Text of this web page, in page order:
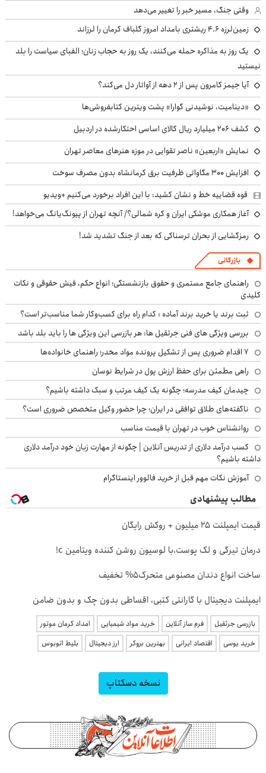
وقتی جنگ، مسیر خبر را تغییر می‌دهد
زمین‌لرزه ۴.۶ ریشتری بامداد امروز گلباف کرمان را لرزاند
یک روز به مذاکره حمله می‌کنند، یک روز به حجاب زنان؛ الفبای سیاست را بلد
نیستید
آیا جیمز کامرون پس از ۲ دهه از آواتار دل می‌کند؟
«دینامیت، نوشیدنی گوارا» پشت ویترین کتابفروشی‌ها
کشف ۲۰۶ میلیارد ریال کالای اساسی احتکارشده در اردبیل
نمایش «اربعین» ناصر تقوایی در موزه هنرهای معاصر تهران
افزایش ۳۰۰ مگاواتی ظرفیت برق کرمانشاه بدون مصرف سوخت
قوه قضاییه خط و نشان کشید: با این افراد برخورد می‌کنیم +ویدیو
آغاز همکاری موشکی ایران و کره شمالی؟/ آنچه تهران از پیونگ‌یانگ می‌خواهد!
رمزگشایی از بحران ترسناکی که بعد از جنگ تشدید شد!
بازرگانی
راهنمای جامع مستمری و حقوق بازنشستگی؛ انواع حکم، فیش حقوقی و نکات
کلیدی
ثبت برند یا خرید برند آماده : کدام راه برای کسب‌وکار شما مناسب‌تر است؟
بررسی ویژگی های فنی جرثقیل ها: هر بازرسی این ویژگی ها را باید بلد باشد
۷ اقدام ضروری پس از تشکیل پرونده مواد مخدر؛ راهنمای خانواده‌ها
راهی مطمئن برای حفظ ارزش پول در شرایط نوسان
چیدمان کیف مدرسه؛ چگونه یک کیف مرتب و سبک داشته باشیم؟
ناگفته‌های طلاق توافقی در ایران؛ چرا حضور وکیل متخصص ضروری است؟
روانشناس خوب در تهران با قیمت مناسب
کسب درآمد دلاری از تدریس آنلاین | چگونه از مهارت زبان خود درآمد دلاری
داشته باشیم؟
آموزش نکات مهم قبل از خرید فالوور اینستاگرام
مطالب پیشنهادی
قیمت ایمپلنت ۲۵ میلیون + روکش رایگان
درمان تیرگی و لک پوست،با لوسیون روشن کننده ویتامین c!
ساخت انواع دندان مصنوعی متحرک5% تخفیف
ایمپلنت دیجیتال با گارانتی کتبی، اقساطی بدون چک و بدون ضامن
بازرسی جرثقیل فرم ساز آنلاین خرید مواد شیمیایی
امداد کرمان موتور
خرید یوسی
اقتصاد ایرانی بهترین بروکر ارز دیجیتال بلیط اتوبوس
نسخه دسکتاپ